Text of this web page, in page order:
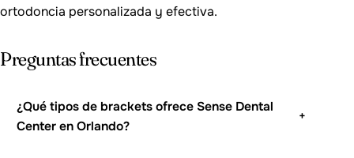
ortodoncia personalizada y efectiva.
Preguntas frecuentes
¿Qué tipos de brackets ofrece Sense Dental
Center en Orlando?
+